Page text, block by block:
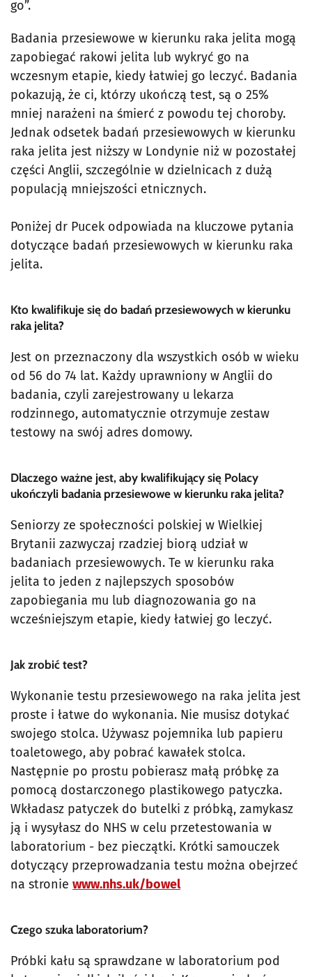
go”.
Badania przesiewowe w kierunku raka jelita mogą
zapobiegać rakowi jelita lub wykryć go na
wczesnym etapie, kiedy łatwiej go leczyć. Badania
pokazują, że ci, którzy ukończą test, są o 25%
mniej narażeni na śmierć z powodu tej choroby.
Jednak odsetek badań przesiewowych w kierunku
raka jelita jest niższy w Londynie niż w pozostałej
części Anglii, szczególnie w dzielnicach z dużą
populacją mniejszości etnicznych.
Poniżej dr Pucek odpowiada na kluczowe pytania
dotyczące badań przesiewowych w kierunku raka
jelita.
Kto kwalifikuje się do badań przesiewowych w kierunku
raka jelita?
Jest on przeznaczony dla wszystkich osób w wieku
od 56 do 74 lat. Każdy uprawniony w Anglii do
badania, czyli zarejestrowany u lekarza
rodzinnego, automatycznie otrzymuje zestaw
testowy na swój adres domowy.
Dlaczego ważne jest, aby kwalifikujący się Polacy
ukończyli badania przesiewowe w kierunku raka jelita?
Seniorzy ze społeczności polskiej w Wielkiej
Brytanii zazwyczaj rzadziej biorą udział w
badaniach przesiewowych. Te w kierunku raka
jelita to jeden z najlepszych sposobów
zapobiegania mu lub diagnozowania go na
wcześniejszym etapie, kiedy łatwiej go leczyć.
Jak zrobić test?
Wykonanie testu przesiewowego na raka jelita jest
proste i łatwe do wykonania. Nie musisz dotykać
swojego stolca. Używasz pojemnika lub papieru
toaletowego, aby pobrać kawałek stolca.
Następnie po prostu pobierasz małą próbkę za
pomocą dostarczonego plastikowego patyczka.
Wkładasz patyczek do butelki z próbką, zamykasz
ją i wysyłasz do NHS w celu przetestowania w
laboratorium - bez pieczątki. Krótki samouczek
dotyczący przeprowadzania testu można obejrzeć
na stronie www.nhs.uk/bowel
Czego szuka laboratorium?
Próbki kału są sprawdzane w laboratorium pod